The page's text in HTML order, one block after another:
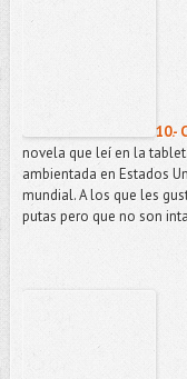
10.-
novela que leí en la
ambientada en Estados
mundial. A los que les
putas pero que no son